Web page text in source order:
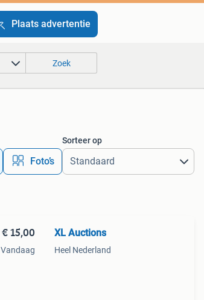
Plaats advertentie
Zoek
Foto’s
Sorteer op
€ 15,00
Vandaag
XL Auctions
Heel Nederland